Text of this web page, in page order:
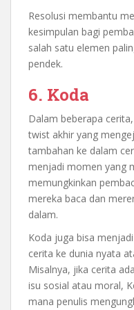
Resolusi membantu
kesimpulan bagi
salah satu elemen
pendek.
6. Koda
Dalam beberapa
twist akhir yang
tambahan ke dalam
menjadi momen yang
memungkinkan
mereka baca dan
dalam.
Koda juga bisa
cerita ke dunia nyata
Misalnya, jika cerita
isu sosial atau moral,
mana penulis